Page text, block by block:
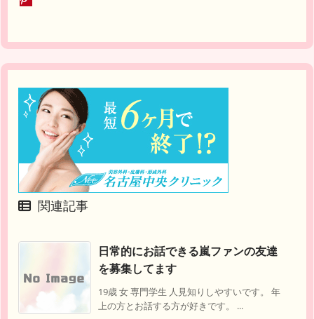
関連記事
日常的にお話できる嵐ファンの友達
を募集してます
19歳 女 専門学生 人見知りしやすいです。 年
上の方とお話する方が好きです。 ...